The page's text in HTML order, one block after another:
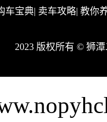
车宝典| 卖车攻略| 教你
2023 版权所有 © 狮